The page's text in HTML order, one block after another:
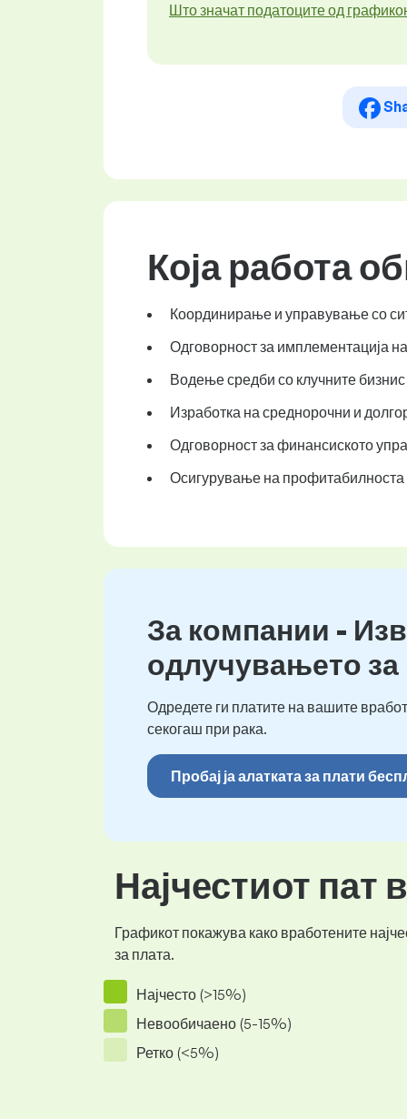
Што значат податоците од
Која работа
Координирање и управување со
Одговорност за имплементација
Водење средби со клучните
Изработка на среднорочни и
Одговорност за финансиското
Осигурување на профитабилноста
За компании -
одлучувањето за
Одредете ги платите на вашите
секогаш при рака.
Пробај ја алатката за плати
Најчестиот пат
Графикот покажува како вработените
за плата.
Најчесто (>15%)
Невообичаено (5-15%)
Ретко (<5%)